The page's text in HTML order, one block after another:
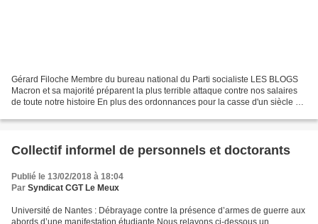
Gérard Filoche Membre du bureau national du Parti socialiste LES BLOGS
Macron et sa majorité préparent la plus terrible attaque contre nos salaires
de toute notre histoire En plus des ordonnances pour la casse d'un siècle de
Collectif informel de personnels et doctorants
Publié le 13/02/2018 à 18:04
Par Syndicat CGT Le Meux
Université de Nantes : Débrayage contre la présence d’armes de guerre aux
abords d’une manifestation étudiante Nous relayons ci-dessous un